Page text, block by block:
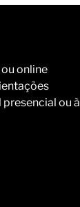
online
ou à